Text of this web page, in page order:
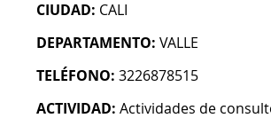
CIUDAD: CALI
DEPARTAMENTO: VALLE
TELÉFONO: 3226878515
ACTIVIDAD: Actividades de